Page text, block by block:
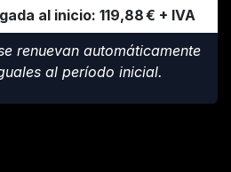
al inicio: 119,88 € + IVA
renuevan automáticamente
al período inicial.